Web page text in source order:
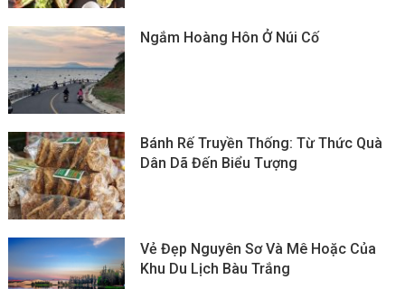
Ngắm Hoàng Hôn Ở Núi Cố
Bánh Rế Truyền Thống: Từ Thức Quà
Dân Dã Đến Biểu Tượng
Vẻ Đẹp Nguyên Sơ Và Mê Hoặc Của
Khu Du Lịch Bàu Trắng